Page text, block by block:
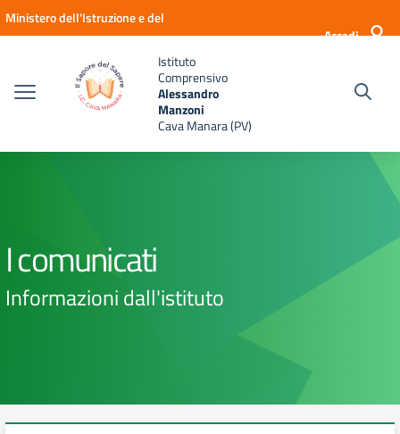
Vai ai contenuti
Vai al menu di navigazione
Vai al footer
Ministero dell'Istruzione e del
Accedi
Istituto
Comprensivo
Alessandro
Manzoni
Cava Manara (PV)
I comunicati
Informazioni dall'istituto